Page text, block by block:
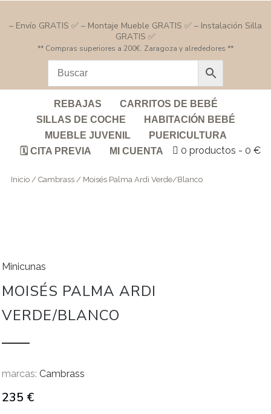
– Envío GRATIS ✅ – Montaje Mueble GRATIS ✅ – Instalación Silla
GRATIS ✅
** Compras superiores a 200€. Zaragoza y alrededores **
REBAJAS
CARRITOS DE BEBÉ
SILLAS DE COCHE
HABITACIÓN BEBÉ
MUEBLE JUVENIL
PUERICULTURA
🗓️ CITA PREVIA
MI CUENTA 0 productos 0 €
Inicio / Cambrass / Moisés Palma Ardi Verde/Blanco
Minicunas
MOISÉS PALMA ARDI
VERDE/BLANCO
marcas: Cambrass
235 €